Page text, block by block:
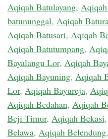
Aqiqah Batulayang,
batununggal, Aqiqah
Aqiqah Batusari, Aqiqah
Aqiqah Batutumpang,
Bayalangu Lor, Aqiqah
Aqiqah Bayuning, Aqiqah
Lor, Aqiqah Bayureja,
Aqiqah Bedahan, Aqiqah
Beji Timur, Aqiqah Bekasi,
Belawa, Aqiqah Belendung,